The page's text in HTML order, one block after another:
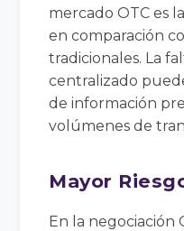
mercado OTC es
en comparación
tradicionales. La
centralizado
de información
volúmenes de
Mayor
En la negociación